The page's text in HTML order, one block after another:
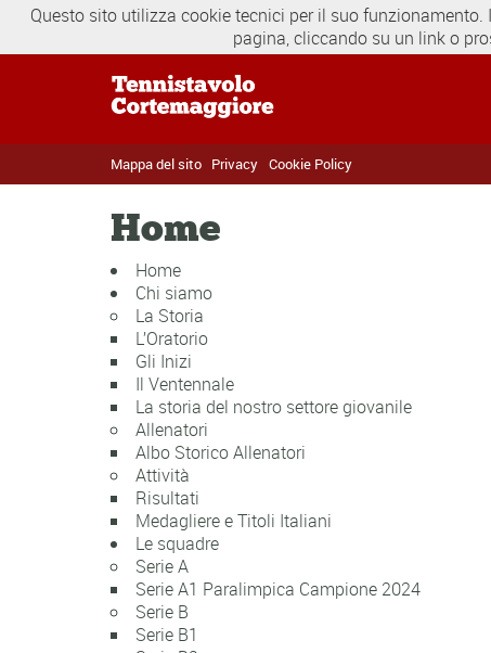
Mappa del sito Privacy Cookie Policy
Home
Home
Chi siamo
La Storia
L’Oratorio
Gli Inizi
Il Ventennale
La storia del nostro settore giovanile
Allenatori
Albo Storico Allenatori
Attività
Risultati
Medagliere e Titoli Italiani
Le squadre
Serie A
Serie A1 Paralimpica Campione 2024
Serie B
Serie B1
Questo sito utilizza cookie tecnici per il suo
pagina, cliccando su un link o